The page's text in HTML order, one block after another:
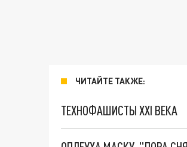
ЧИТАЙТЕ ТАКЖЕ:
ТЕХНОФАШИСТЫ XXI ВЕКА